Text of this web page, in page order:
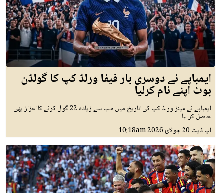
ایمباپے نے دوسری بار فیفا ورلڈ کپ کا گولڈن
بوٹ اپنے نام کرلیا
ایمباپے نے مینز ورلڈ کپ کی تاریخ میں سب سے زیادہ 22 گول کرنے کا اعزاز بھی
حاصل کر لیا
اپ ڈیٹ 20 جولائ 2026 10:18am